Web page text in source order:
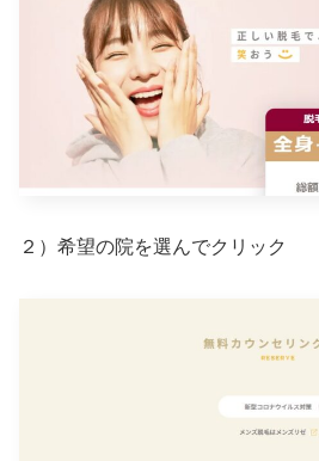
２）希望の院を選んでクリック